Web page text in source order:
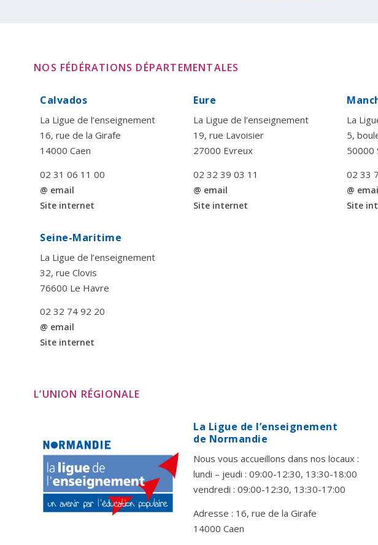
NOS FÉDÉRATIONS DÉPARTEMENTALES
Calvados
La Ligue de l’enseignement
16, rue de la Girafe
14000 Caen
02 31 06 11 00
@ email
Site internet
Eure
La Ligue de l’enseignement
19, rue Lavoisier
27000 Evreux
02 32 39 03 11
@ email
Site internet
La
5,
50000
02 33
@
Site
Seine-Maritime
La Ligue de l’enseignement
32, rue Clovis
76600 Le Havre
02 32 74 92 20
@ email
Site internet
L’UNION RÉGIONALE
La Ligue de l’enseignement
de Normandie
Nous vous accueillons dans nos locaux :
lundi – jeudi : 09:00-12:30, 13:30-18:00
vendredi : 09:00-12:30, 13:30-17:00
Adresse : 16, rue de la Girafe
14000 Caen